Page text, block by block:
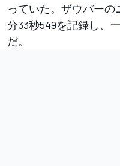
っていた。ザウバーの
分33秒549を記録し、
だ。